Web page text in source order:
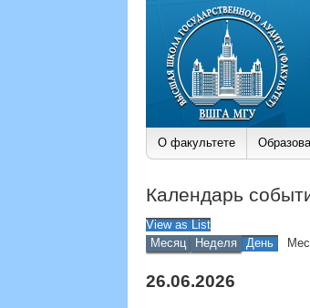
О факультете
Календарь
View asList
Месяц
Неделя День
26.06.2026